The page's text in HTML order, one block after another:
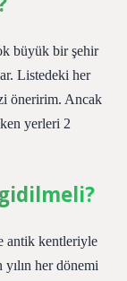
büyük bir şehir
Listedeki her
öneririm. Ancak
yerleri 2
antik kentleriyle
her dönemi